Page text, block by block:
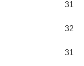
31
32
31